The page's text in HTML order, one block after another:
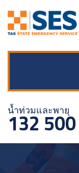
น้ำท่วมและพายุ
132 500